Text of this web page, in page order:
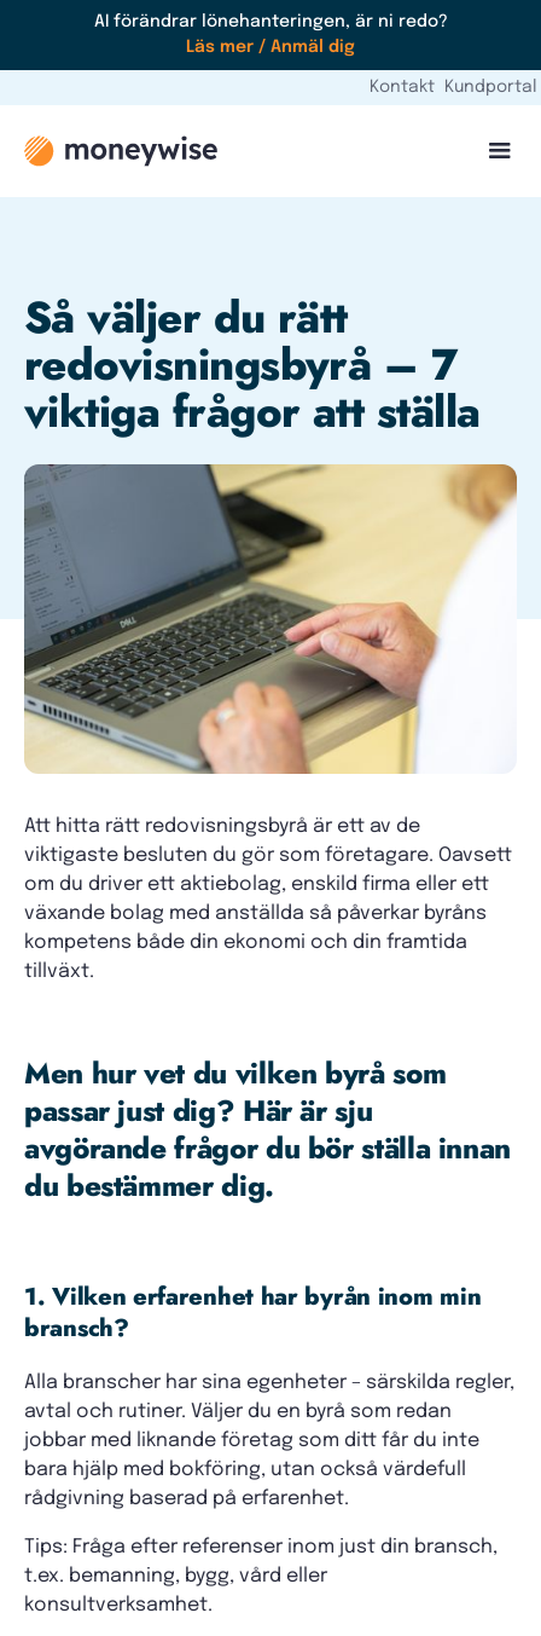
AI förändrar lönehanteringen, är ni redo?
Läs mer / Anmäl dig
Kontakt Kundportal
Så väljer du rätt
redovisningsbyrå – 7
viktiga frågor att ställa
Att hitta rätt redovisningsbyrå är ett av de
viktigaste besluten du gör som företagare. Oavsett
om du driver ett aktiebolag, enskild firma eller ett
växande bolag med anställda så påverkar byråns
kompetens både din ekonomi och din framtida
tillväxt.
Men hur vet du vilken byrå som
passar just dig? Här är sju
avgörande frågor du bör ställa innan
du bestämmer dig.
1. Vilken erfarenhet har byrån inom min
bransch?
Alla branscher har sina egenheter – särskilda regler,
avtal och rutiner. Väljer du en byrå som redan
jobbar med liknande företag som ditt får du inte
bara hjälp med bokföring, utan också värdefull
rådgivning baserad på erfarenhet.
Tips: Fråga efter referenser inom just din bransch,
t.ex. bemanning, bygg, vård eller
konsultverksamhet.